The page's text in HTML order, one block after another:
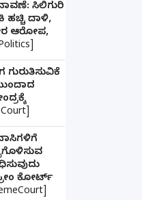
ಸಿಲಿಗುರಿ
ಹಚ್ಚಿ ದಾಳಿ,
ಆರೋಪ,
ಕೋರ್ಟ್